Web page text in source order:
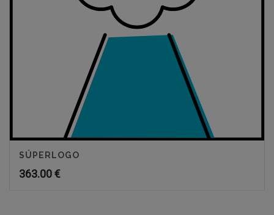
SÚPERLOGO
363.00€